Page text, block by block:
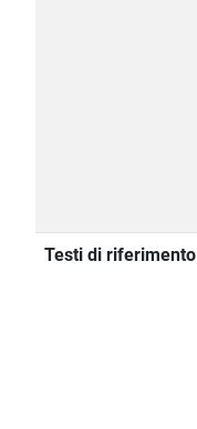
Testi di riferimento